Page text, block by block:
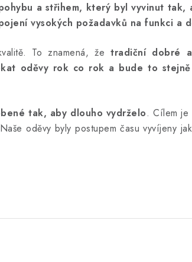
a střihem, který byl vyvinut tak,
vysokých požadavků na funkci a
To znamená, že tradiční dobré
oděvy rok co rok a bude to
tak, aby dlouho vydrželo. Cílem je
oděvy byly postupem času vyvíjeny